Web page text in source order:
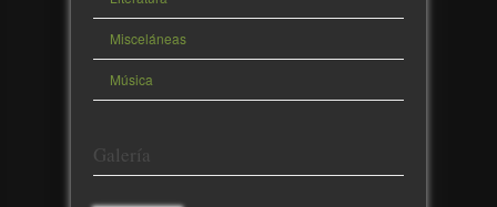
Misceláneas
Música
Galería